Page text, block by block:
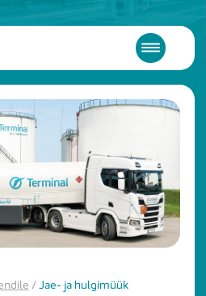
/Jae- ja hulgimüük